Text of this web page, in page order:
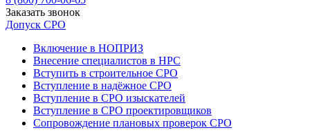
Заказать звонок
Допуск СРО
Включение в НОПРИЗ
Внесение специалистов в НРС
Вступить в строительное СРО
Вступление в надёжное СРО
Вступление в СРО изыскателей
Вступление в СРО проектировщиков
Сопровождение плановых проверок СРО